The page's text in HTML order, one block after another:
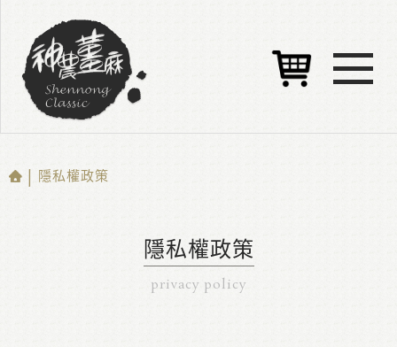
| 隱私權政策
隱私權政策
privacy policy